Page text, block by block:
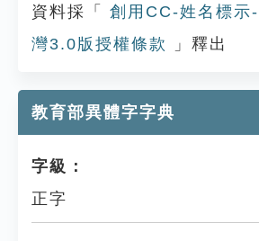
資料採「
創用CC-姓名標示
灣3.0版授權條款
」釋出
教育部異體字字典
字級：
正字